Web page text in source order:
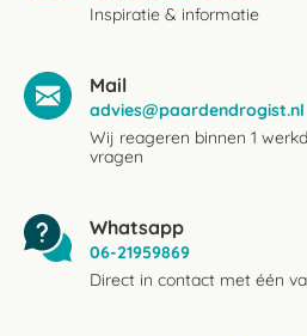
Inspiratie & informatie
Mail
advies@paardendrogist.nl
Wij reageren binnen 1
vragen
Whatsapp
06-21959869
Direct in contact met één